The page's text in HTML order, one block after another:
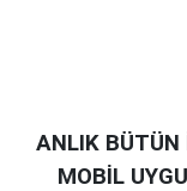
ANLIK
MOBİL